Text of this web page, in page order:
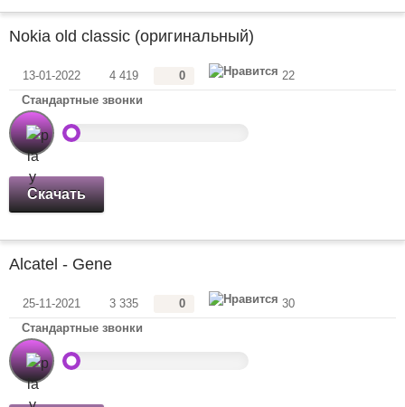
Nokia old classic (оригинальный)
13-01-2022 4 419 0
22
Стандартные звонки
Скачать
Alcatel - Gene
25-11-2021 3 335 0
30
Стандартные звонки